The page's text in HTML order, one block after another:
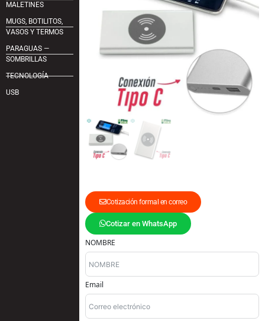
MALETINES
MUGS, BOTILITOS,
VASOS Y TERMOS
PARAGUAS —
SOMBRILLAS
TECNOLOGÍA
USB
Cotización formal en correo
Cotizar en WhatsApp
NOMBRE
Email